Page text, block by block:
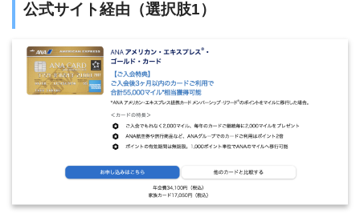
公式サイト経由（選択肢1）